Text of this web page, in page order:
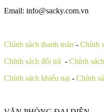
Email: info@sacky.com.vn
Chính sách thanh toán - Chính
Chính sách đổi trả - Chính
Chính sách khiếu nại - Chính